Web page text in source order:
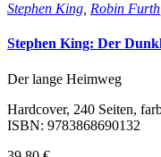
Stephen King Robin Furth
Stephen King: Der
Der lange Heimweg
Hardcover, 240 Seiten,
ISBN: 9783868690132